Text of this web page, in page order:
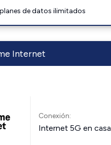
de datos ilimitados
Internet
Conexión:
Internet 5G en casa